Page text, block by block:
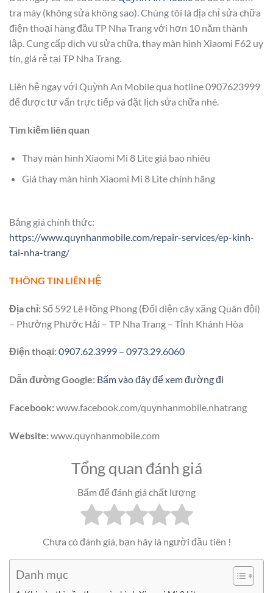
tra máy (không sửa không sao). Chúng tôi là địa chỉ sửa chữa
điện thoại hàng đầu TP Nha Trang với hơn 10 năm thành
lập. Cung cấp dịch vụ sửa chữa, thay màn hình Xiaomi F62 uy
tín, giá rẻ tại TP Nha Trang.
Liên hệ ngay với Quỳnh An Mobile qua hotline 0907623999
để được tư vấn trực tiếp và đặt lịch sửa chữa nhé.
Tìm kiếm liên quan
Thay màn hình Xiaomi Mi 8 Lite giá bao nhiêu
Giá thay màn hình Xiaomi Mi 8 Lite chính hãng
Bảng giá chính thức:
https://www.quynhanmobile.com/repair-services/ep-kinh-
tai-nha-trang/
THÔNG TIN LIÊN HỆ
Địa chỉ: Số 592 Lê Hồng Phong (Đối diện cây xăng Quân đội)
– Phường Phước Hải – TP Nha Trang – Tỉnh Khánh Hòa
Điện thoại:0907.62.3999 – 0973.29.6060
Dẫn đường Google: Bấm vào đây để xem đường đi
Facebook:www.facebook.com/quynhanmobile.nhatrang
Website:www.quynhanmobile.com
Tổng quan đánh giá
Bấm để đánh giá chất lượng
Chưa có đánh giá, bạn hãy là người đầu tiên !
Danh mục